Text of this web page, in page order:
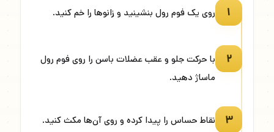
۱ روی یک فوم رول بنشینید و زانوها را خم کنید.
۲
با حرکت جلو و عقب عضلات باسن را روی فوم رول
ماساژ دهید.
۳ نقاط حساس را پیدا کرده و روی آن‌ها مکث کنید.